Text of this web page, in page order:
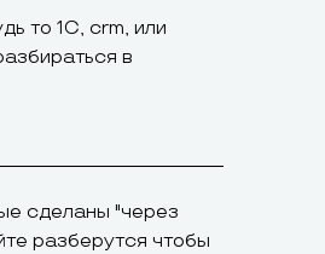
то 1С, crm, или
в
сделаны "через
разберутся чтобы